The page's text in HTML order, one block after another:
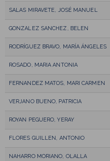
SALAS MIRAVETE, JOSÉ MANUEL
GONZALEZ SANCHEZ, BELEN
RODRÍGUEZ BRAVO, MARÍA ÁNGELES
ROSADO, MARIA ANTONIA
FERNANDEZ MATOS, MARI CARMEN
VERJANO BUENO, PATRICIA
ROYAN PEGUERO, YERAY
FLORES GUILLEN, ANTONIO
NAHARRO MORIANO, OLALLA